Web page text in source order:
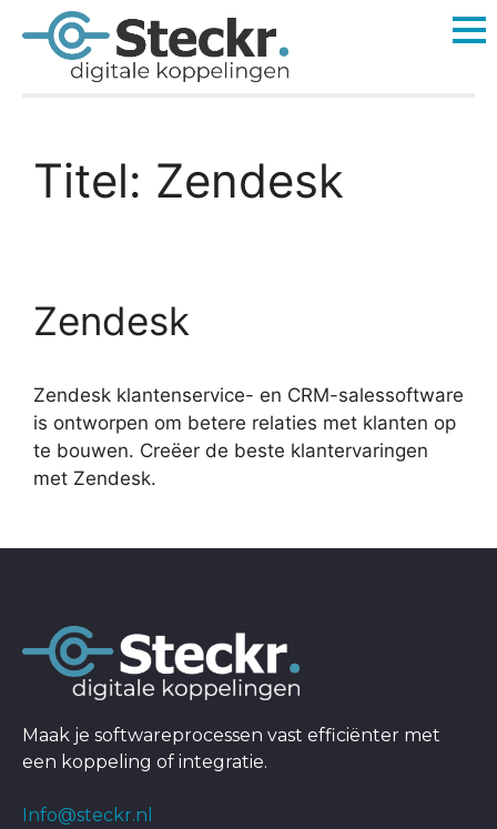
Titel: Zendesk
Zendesk
Zendesk klantenservice- en CRM-salessoftware
is ontworpen om betere relaties met klanten op
te bouwen. Creëer de beste klantervaringen
met Zendesk.
Maak je softwareprocessen vast efficiënter met
een koppeling of integratie.
Info@steckr.nl